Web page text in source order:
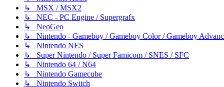
↳ MSX / MSX2
↳ NEC - PC Engine / Supergrafx
↳ NeoGeo
↳ Nintendo - Gameboy / Gameboy Color / Gameboy
↳ Nintendo NES
↳ Super Nintendo / Super Famicom / SNES / SFC
↳ Nintendo 64 / N64
↳ Nintendo Gamecube
↳ Nintendo Switch